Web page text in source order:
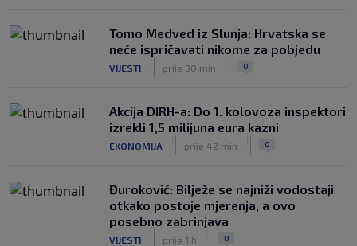
Tomo Medved iz Slunja: Hrvatska se
neće ispričavati nikome za pobjedu
VIJESTI prije 30 min 0
Akcija DIRH-a: Do 1. kolovoza inspektori
izrekli 1,5 milijuna eura kazni
EKONOMIJA prije 42 min 0
Đuroković: Bilježe se najniži vodostaji
otkako postoje mjerenja, a ovo
posebno zabrinjava
VIJESTI prije 1 h 0